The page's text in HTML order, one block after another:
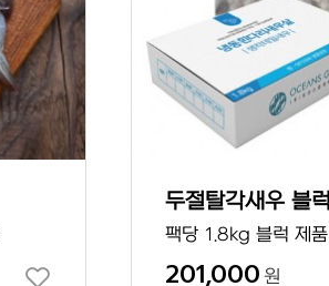
팩당 1.8kg 블럭 제품
201,000 원